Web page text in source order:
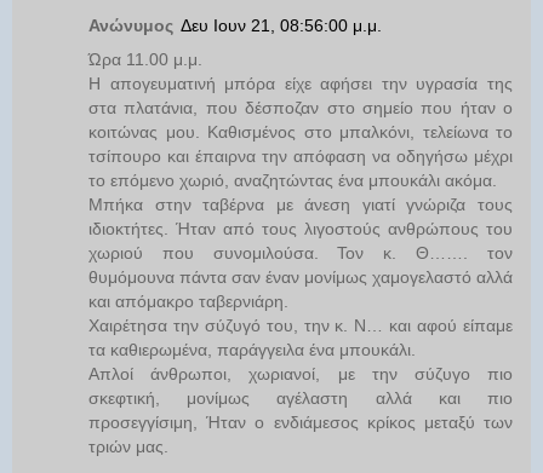
Ανώνυμος Δευ Ιουν 21, 08:56:00 μ.μ.
Ώρα 11.00 μ.μ.
Η απογευματινή μπόρα είχε αφήσει την υγρασία της
στα πλατάνια, που δέσποζαν στο σημείο που ήταν ο
κοιτώνας μου. Καθισμένος στο μπαλκόνι, τελείωνα το
τσίπουρο και έπαιρνα την απόφαση να οδηγήσω μέχρι
το επόμενο χωριό, αναζητώντας ένα μπουκάλι ακόμα.
Μπήκα στην ταβέρνα με άνεση γιατί γνώριζα τους
ιδιοκτήτες. Ήταν από τους λιγοστούς ανθρώπους του
χωριού που συνομιλούσα. Τον κ. Θ……. τον
θυμόμουνα πάντα σαν έναν μονίμως χαμογελαστό αλλά
και απόμακρο ταβερνιάρη.
Χαιρέτησα την σύζυγό του, την κ. Ν… και αφού είπαμε
τα καθιερωμένα, παράγγειλα ένα μπουκάλι.
Απλοί άνθρωποι, χωριανοί, με την σύζυγο πιο
σκεφτική, μονίμως αγέλαστη αλλά και πιο
προσεγγίσιμη, Ήταν ο ενδιάμεσος κρίκος μεταξύ των
τριών μας.